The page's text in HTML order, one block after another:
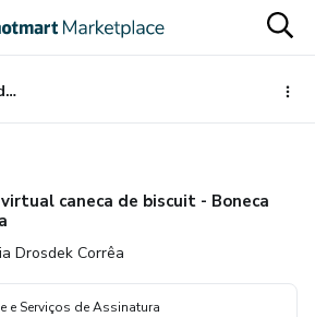
Aula virtual caneca de biscuit - Boneca Russa
caneca de biscuit - Boneca
Drosdek Corrêa
e Serviços de Assinatura